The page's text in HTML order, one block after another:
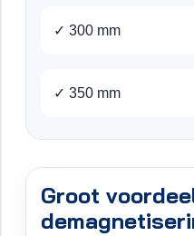
✓ 300 mm
✓ 350 mm
Groot